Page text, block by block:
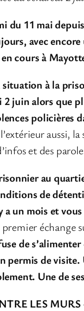
du 11 mai
avec
cours à
à la
juin alors que
policières
aussi,
et des
au
de
a un mois et
échange
de
permis de visite.
Une de
LES MURS